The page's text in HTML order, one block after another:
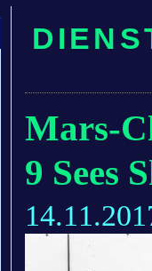
Mars-
9 Sees